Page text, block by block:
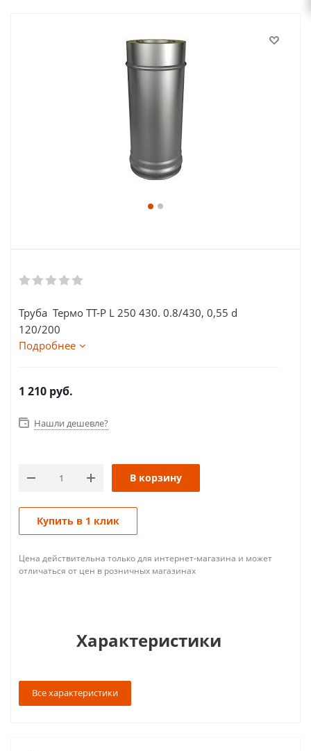
Труба Термо ТТ-Р L 250 430. 0.8/430, 0,55 d
120/200
Подробнее
1 210 руб.
Нашли дешевле?
В корзину
Купить в 1 клик
Цена действительна только для интернет-магазина и может
отличаться от цен в розничных магазинах
Характеристики
Все характеристики